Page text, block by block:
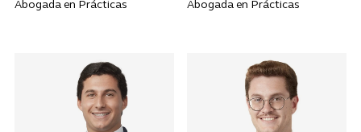
Abogada en Prácticas
Abogada en Prácticas